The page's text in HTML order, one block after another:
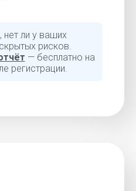
нет ли у ваших
рисков.
— бесплатно на
регистрации.